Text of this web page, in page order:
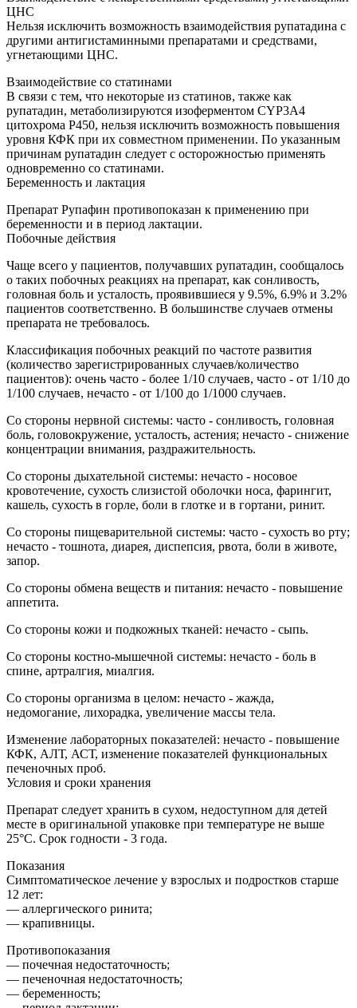
ЦНС
Нельзя исключить возможность взаимодействия рупатадина с
другими антигистаминными препаратами и средствами,
угнетающими ЦНС.
Взаимодействие со статинами
В связи с тем, что некоторые из статинов, также как
рупатадин, метаболизируются изоферментом CYP3A4
цитохрома Р450, нельзя исключить возможность повышения
уровня КФК при их совместном применении. По указанным
причинам рупатадин следует с осторожностью применять
одновременно со статинами.
Беременность и лактация
Препарат Рупафин противопоказан к применению при
беременности и в период лактации.
Побочные действия
Чаще всего у пациентов, получавших рупатадин, сообщалось
о таких побочных реакциях на препарат, как сонливость,
головная боль и усталость, проявившиеся у 9.5%, 6.9% и 3.2%
пациентов соответственно. В большинстве случаев отмены
препарата не требовалось.
Классификация побочных реакций по частоте развития
(количество зарегистрированных случаев/количество
пациентов): очень часто - более 1/10 случаев, часто - от 1/10 до
1/100 случаев, нечасто - от 1/100 до 1/1000 случаев.
Со стороны нервной системы: часто - сонливость, головная
боль, головокружение, усталость, астения; нечасто - снижение
концентрации внимания, раздражительность.
Со стороны дыхательной системы: нечасто - носовое
кровотечение, сухость слизистой оболочки носа, фарингит,
кашель, сухость в горле, боли в глотке и в гортани, ринит.
Со стороны пищеварительной системы: часто - сухость во рту;
нечасто - тошнота, диарея, диспепсия, рвота, боли в животе,
запор.
Со стороны обмена веществ и питания: нечасто - повышение
аппетита.
Со стороны кожи и подкожных тканей: нечасто - сыпь.
Со стороны костно-мышечной системы: нечасто - боль в
спине, артралгия, миалгия.
Со стороны организма в целом: нечасто - жажда,
недомогание, лихорадка, увеличение массы тела.
Изменение лабораторных показателей: нечасто - повышение
КФК, АЛТ, АСТ, изменение показателей функциональных
печеночных проб.
Условия и сроки хранения
Препарат следует хранить в сухом, недоступном для детей
месте в оригинальной упаковке при температуре не выше
25°С. Срок годности - 3 года.
Показания
Симптоматическое лечение у взрослых и подростков старше
12 лет:
— аллергического ринита;
— крапивницы.
Противопоказания
— почечная недостаточность;
— печеночная недостаточность;
— беременность;